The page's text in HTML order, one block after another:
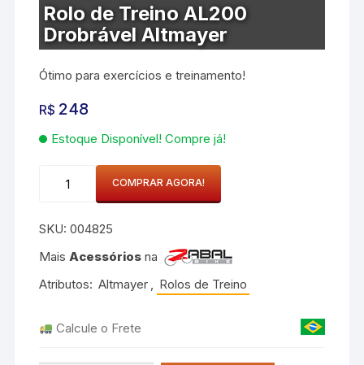
Rolo de Treino AL200
Drobrável Altmayer
Ótimo para exercícios e treinamento!
R$ 248
Estoque Disponível! Compre já!
AL200
Drobrável
quantidade
COMPRAR AGORA!
SKU:004825
MaisAcessórios na
Atributos: Altmayer , Rolos de Treino
Calcule o Frete